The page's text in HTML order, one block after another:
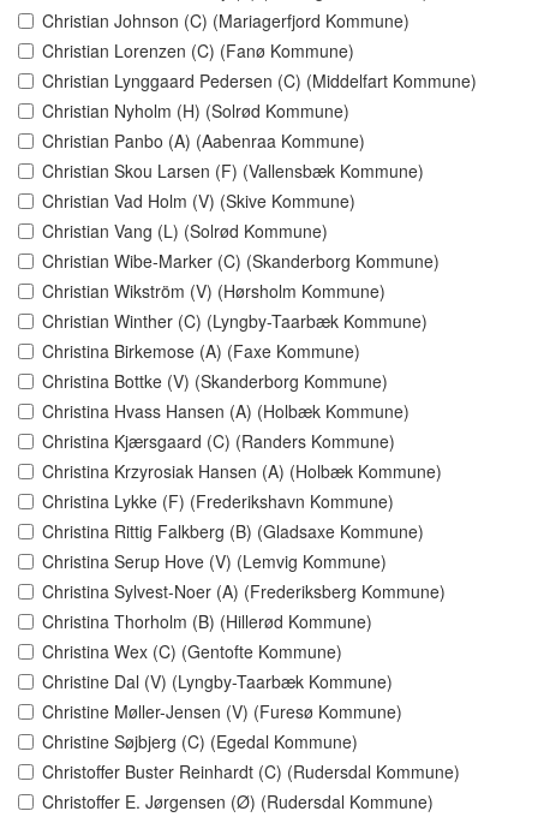
Christian Johnson (C) (Mariagerfjord Kommune)
Christian Lorenzen (C) (Fanø Kommune)
Christian Lynggaard Pedersen (C) (Middelfart Kommune)
Christian Nyholm (H) (Solrød Kommune)
Christian Panbo (A) (Aabenraa Kommune)
Christian Skou Larsen (F) (Vallensbæk Kommune)
Christian Vad Holm (V) (Skive Kommune)
Christian Vang (L) (Solrød Kommune)
Christian Wibe-Marker (C) (Skanderborg Kommune)
Christian Wikström (V) (Hørsholm Kommune)
Christian Winther (C) (Lyngby-Taarbæk Kommune)
Christina Birkemose (A) (Faxe Kommune)
Christina Bottke (V) (Skanderborg Kommune)
Christina Hvass Hansen (A) (Holbæk Kommune)
Christina Kjærsgaard (C) (Randers Kommune)
Christina Krzyrosiak Hansen (A) (Holbæk Kommune)
Christina Lykke (F) (Frederikshavn Kommune)
Christina Rittig Falkberg (B) (Gladsaxe Kommune)
Christina Serup Hove (V) (Lemvig Kommune)
Christina Sylvest-Noer (A) (Frederiksberg Kommune)
Christina Thorholm (B) (Hillerød Kommune)
Christina Wex (C) (Gentofte Kommune)
Christine Dal (V) (Lyngby-Taarbæk Kommune)
Christine Møller-Jensen (V) (Furesø Kommune)
Christine Søjbjerg (C) (Egedal Kommune)
Christoffer Buster Reinhardt (C) (Rudersdal Kommune)
Christoffer E. Jørgensen (Ø) (Rudersdal Kommune)